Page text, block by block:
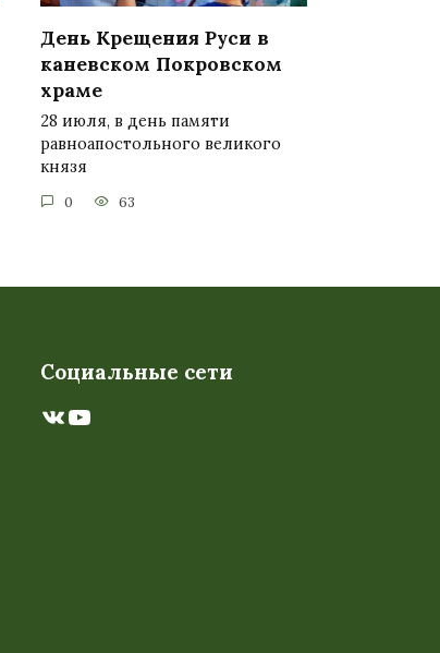
День Крещения Руси в
каневском Покровском
храме
28 июля, в день памяти
равноапостольного великого
князя
0 63
Социальные сети
ВКонтакте
YouTube